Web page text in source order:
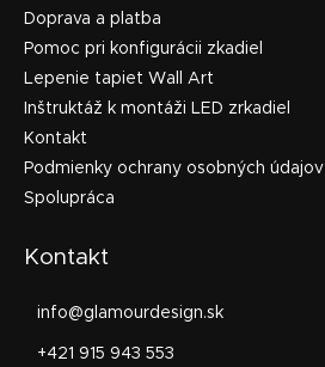
Doprava a platba
Pomoc pri konfigurácii zkadiel
Lepenie tapiet Wall Art
Inštruktáž k montáži LED zrkadiel
Kontakt
Podmienky ochrany osobných údajov
Spolupráca
Kontakt
info@glamourdesign.sk
+421 915 943 553